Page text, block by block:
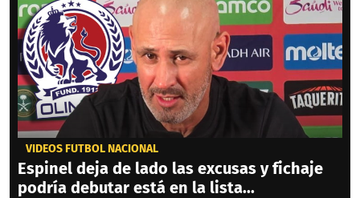
VIDEOS FÚTBOL NACIONAL
Espinel deja de lado las excusas y fichaje
podría debutar está en la lista...